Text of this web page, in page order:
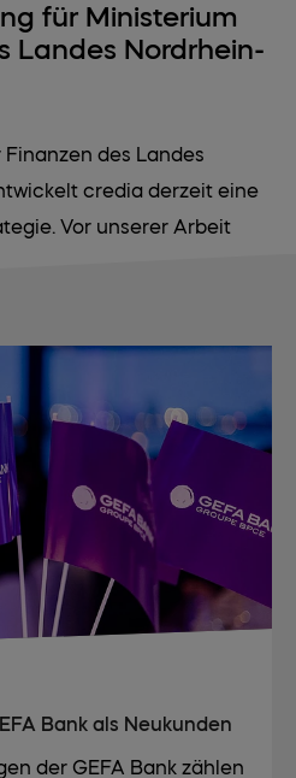
für Ministerium
Landes Nordrhein-
des Landes
credia derzeit eine
Vor unserer Arbeit
Bank als Neukunden
der GEFA Bank zählen